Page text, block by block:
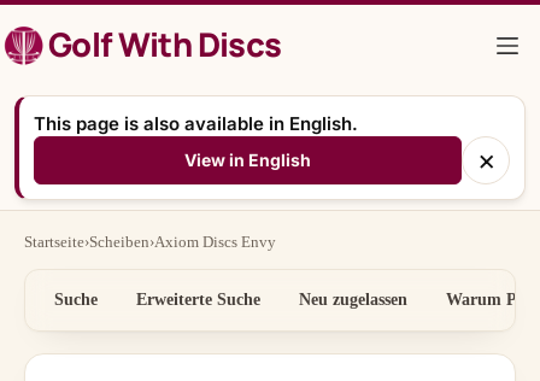
Inhalt
springenGolf With Discs
This page is also available in English.
View in English ×
Startseite›Scheiben›Axiom Discs Envy
Suche Erweiterte Suche Neu zugelassen Warum